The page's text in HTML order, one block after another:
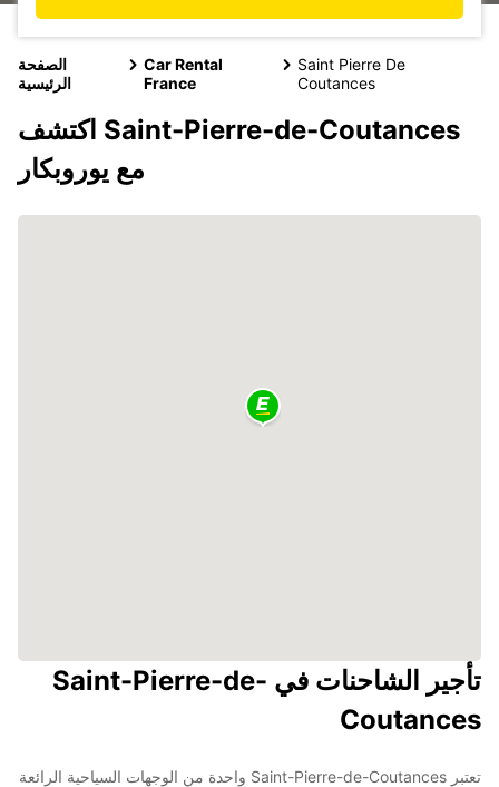
الصفحة
الرئيسية
Car Rental
France
Saint Pierre De
Coutances
اكتشف Saint-Pierre-de-Coutances
مع يوروبكار
تأجير الشاحنات في Saint-Pierre-de-
Coutances
تعتبر Saint-Pierre-de-Coutances واحدة من الوجهات السياحية الرائعة